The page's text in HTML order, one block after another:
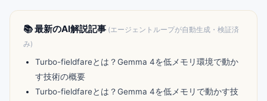
📚 最新のAI解説記事 (エージェントループが自動生成・検証済
み)
Turbo-fieldfareとは？Gemma 4を低メモリ環境で動か
す技術の概要
Turbo-fieldfareとは？Gemma 4を低メモリで動かす技